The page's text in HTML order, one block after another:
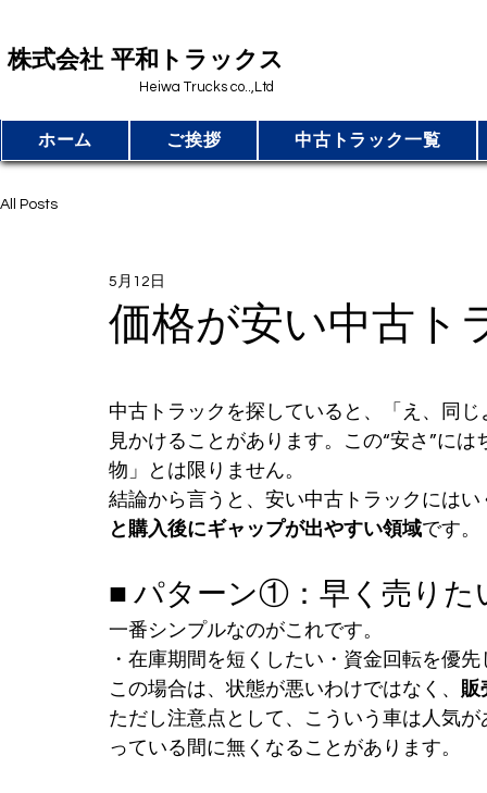
​株式会社 平和トラックス
Heiwa Trucks co..,Ltd
ホーム ご挨拶 中古トラック一覧
All Posts
価格が安い中古ト
5月12日
中古トラックを探していると、「え、同
見かけることがあります。この“安さ”に
物」とは限りません。
結論から言うと、安い中古トラックには
と購入後にギャップが出やすい領域です。
■ パターン①：早く売りた
一番シンプルなのがこれです。
・在庫期間を短くしたい・資金回転を優
この場合は、状態が悪いわけではなく、 販
ただし注意点として、こういう車は人気
っている間に無くなることがあります。